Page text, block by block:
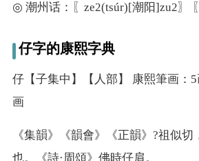
◎ 潮州话：〖ze2(tsúr)[潮阳]zu2〗
仔字的康熙字典
仔【子集中】【人部】 康熙筆画：
画
《集韻》《韻會》《正韻》?祖似
也。《詩·周頌》佛時仔肩。